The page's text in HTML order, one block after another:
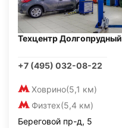
Техцентр Долгопрудный
+7 (495) 032-08-22
Ховрино(5,1 км)
Физтех(5,4 км)
Береговой пр-д, 5